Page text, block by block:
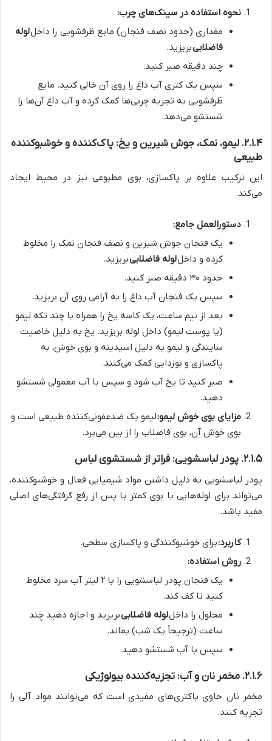
نحوه استفاده در سینک‌های چرب:
مقداری (حدود نصف فنجان) مایع ظرفشویی را داخللوله
فاضلابیبریزید.
چند دقیقه صبر کنید.
سپس یک کتری آب داغ را روی آن خالی کنید. مایع
ظرفشویی به تجزیه چربی‌ها کمک کرده و آب داغ آن‌ها را
شستشو می‌دهد.
۲.۱.۴. لیمو، نمک، جوش شیرین و یخ: پاک‌کننده و خوشبوکننده
طبیعی
این ترکیب علاوه بر پاکسازی، بوی مطبوعی نیز در محیط ایجاد
می‌کند.
دستورالعمل جامع:
یک فنجان جوش شیرین و نصف فنجان نمک را مخلوط
کرده و داخللوله فاضلابیبریزید.
حدود ۳۰ دقیقه صبر کنید.
سپس یک فنجان آب داغ را به آرامی روی آن بریزید.
بعد از نیم ساعت، یک کاسه یخ را همراه با چند تکه لیمو
(یا پوست لیمو) داخل لوله بریزید. یخ به دلیل خاصیت
سایندگی و لیمو به دلیل اسیدیته و بوی خوش، به
پاکسازی و بوزدایی کمک می‌کنند.
صبر کنید تا یخ آب شود و سپس با آب معمولی شستشو
دهید.
مزایای بوی خوش لیمو:لیمو یک ضدعفونی‌کننده طبیعی است و
بوی خوش آن، بوی فاضلاب را از بین می‌برد.
۲.۱.۵. پودر لباسشویی: فراتر از شستشوی لباس
پودر لباسشویی به دلیل داشتن مواد شیمیایی فعال و خوشبوکننده،
می‌تواند برای لوله‌هایی با بوی کمتر یا پس از رفع گرفتگی‌های اصلی
مفید باشد.
کاربرد:برای خوشبوکنندگی و پاکسازی سطحی.
روش استفاده:
یک فنجان پودر لباسشویی را با ۲ لیتر آب سرد مخلوط
کنید تا کف کند.
محلول را داخللوله فاضلابیبریزید و اجازه دهید چند
ساعت (ترجیحاً یک شب) بماند.
سپس با آب شستشو دهید.
۲.۱.۶. مخمر نان و آب: تجزیه‌کننده بیولوژیکی
مخمر نان حاوی باکتری‌های مفیدی است که می‌توانند مواد آلی را
تجزیه کنند.